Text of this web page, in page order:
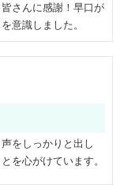
さんに感謝！早口が
意識しました。
をしっかりと出し
を心がけています。